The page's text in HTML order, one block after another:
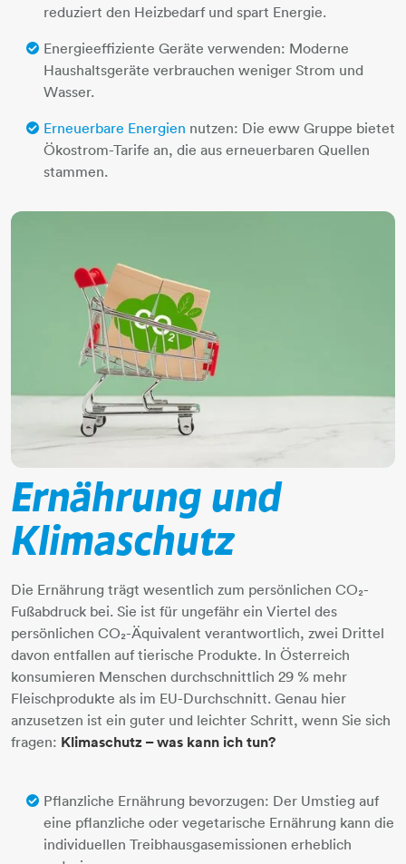
reduziert den Heizbedarf und spart Energie.
Energieeffiziente Geräte verwenden: Moderne
Haushaltsgeräte verbrauchen weniger Strom und
Wasser.
Erneuerbare Energien nutzen: Die eww Gruppe bietet
Ökostrom-Tarife an, die aus erneuerbaren Quellen
stammen.
Ernährung und
Klimaschutz
Die Ernährung trägt wesentlich zum persönlichen CO₂-
Fußabdruck bei. Sie ist für ungefähr ein Viertel des
persönlichen CO₂-Äquivalent verantwortlich, zwei Drittel
davon entfallen auf tierische Produkte. In Österreich
konsumieren Menschen durchschnittlich 29 % mehr
Fleischprodukte als im EU-Durchschnitt. Genau hier
anzusetzen ist ein guter und leichter Schritt, wenn Sie sich
fragen: Klimaschutz – was kann ich tun?
Pflanzliche Ernährung bevorzugen: Der Umstieg auf
eine pflanzliche oder vegetarische Ernährung kann die
individuellen Treibhausgasemissionen erheblich